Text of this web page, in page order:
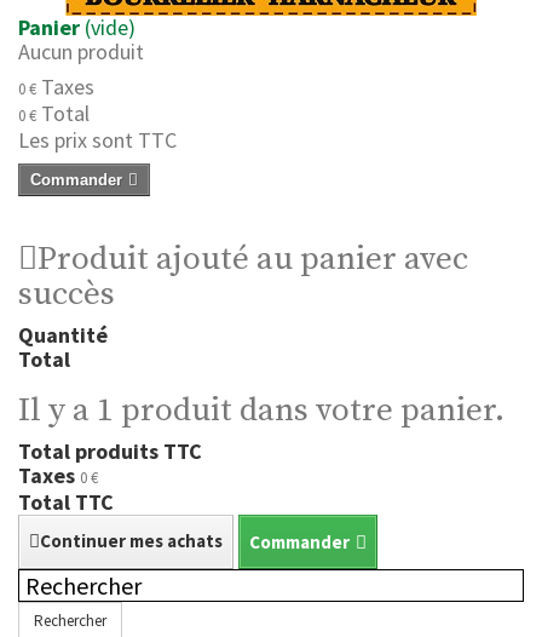
Panier (vide)
Aucun produit
0 € Taxes
0 € Total
Les prix sont TTC
Commander
Produit ajouté au panier avec
succès
Quantité
Total
Il y a 1 produit dans votre panier.
Total produits TTC
Taxes 0 €
Total TTC
Continuer mes achats Commander
Rechercher